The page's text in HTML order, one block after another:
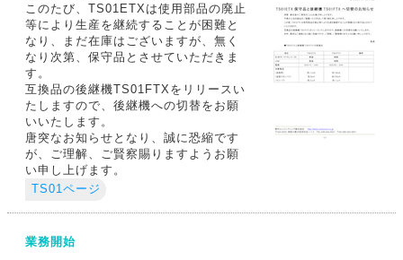
このたび、TS01ETXは使用部品の廃止
等により生産を継続することが困難と
なり、まだ在庫はございますが、無く
なり次第、保守品とさせていただきま
す。
互換品の後継機TS01FTXをリリースい
たしますので、後継機への切替をお願
いいたします。
唐突なお知らせとなり、誠に恐縮です
が、ご理解、ご賢察賜りますようお願
い申し上げます。
TS01ページ
業務開始